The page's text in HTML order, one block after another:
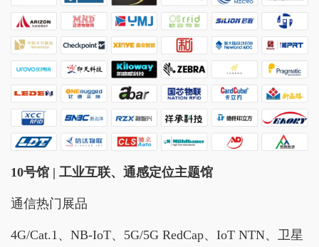
10号馆 | 工业互联、通感定位主题馆
通信热门展品
4G/Cat.1、NB-IoT、5G/5G RedCap、IoT NTN、卫星